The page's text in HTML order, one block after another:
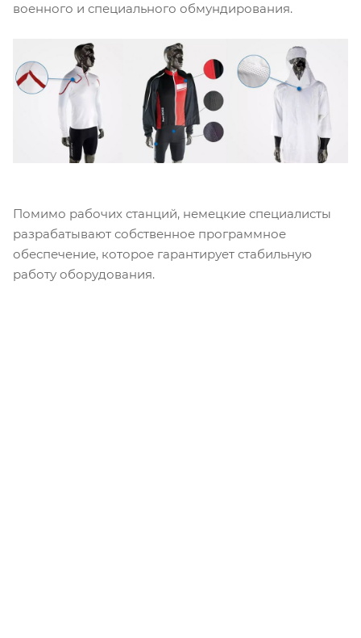
военного и специального обмундирования.
Помимо рабочих станций, немецкие специалисты
разрабатывают собственное программное
обеспечение, которое гарантирует стабильную
работу оборудования.